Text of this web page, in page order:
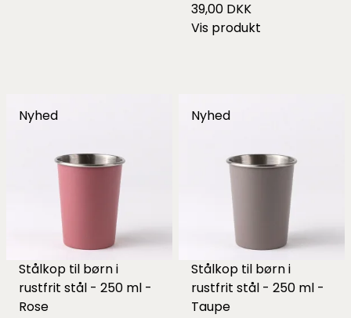
39,00 DKK
Vis produkt
Nyhed
Stålkop til børn i
rustfrit stål - 250 ml -
Rose
Nyhed
Stålkop til børn i
rustfrit stål - 250 ml -
Taupe